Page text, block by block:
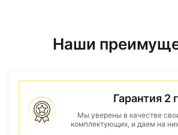
Наши
Гарантия 2
Мы уверены в качестве
комплектующих, и даем на